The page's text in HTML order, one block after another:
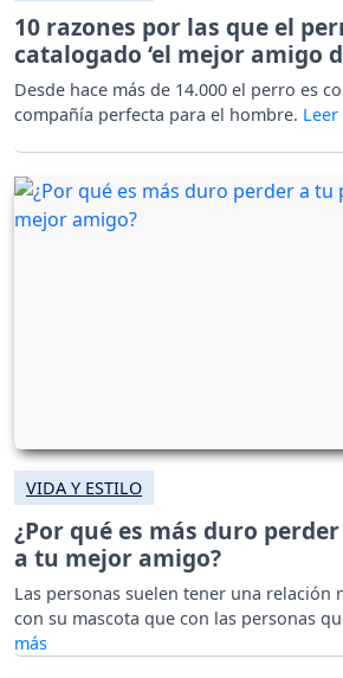
10 razones por las que el
catalogado ‘el mejor amigo
Desde hace más de 14.000 el perro es
compañía perfecta para el hombre.
VIDA Y ESTILO
¿Por qué es más duro
a tu mejor amigo?
Las personas suelen tener una relación
con su mascota que con las personas